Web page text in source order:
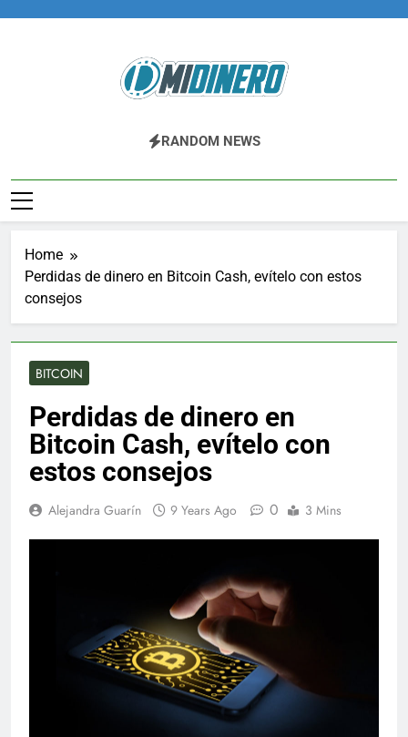
Midinero.co
Fintech, Criptomonedas
RANDOM NEWS
Home
Perdidas de dinero en Bitcoin Cash, evítelo con estos
consejos
BITCOIN
Perdidas de dinero en
Bitcoin Cash, evítelo con
estos consejos
Alejandra Guarín 9 Years Ago 0 3 Mins